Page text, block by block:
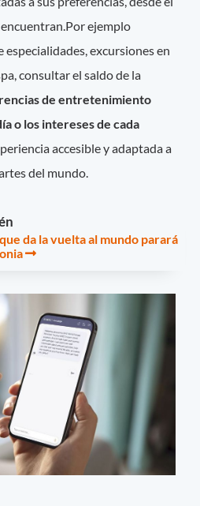
ejemplo
excursiones en
consultar el saldo de la
de entretenimiento
o los intereses de cada
accesible y adaptada a
del mundo.
da la vuelta al mundo parará